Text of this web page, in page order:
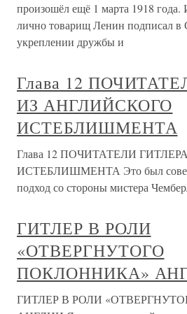
произошёл ещё 1 марта 1918 года.
лично товарищ Ленин подписал
укреплении дружбы и
Глава 12
ИЗ АНГЛИЙСКОГО
ИСТЕБЛИШМЕНТА
Глава 12 ПОЧИТАТЕЛИ
ИСТЕБЛИШМЕНТА Это был
подход со стороны мистера
ГИТЛЕР В РОЛИ
«ОТВЕРГНУТОГО
ПОКЛОННИКА»
ГИТЛЕР В РОЛИ